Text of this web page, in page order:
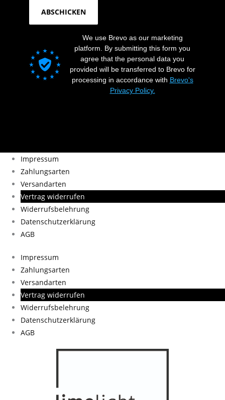
ABSCHICKEN
We use Brevo as our marketing
platform. By submitting this form you
agree that the personal data you
provided will be transferred to Brevo for
processing in accordance with Brevo's
Privacy Policy.
Impressum
Zahlungsarten
Versandarten
Vertrag widerrufen
Widerrufsbelehrung
Datenschutzerklärung
AGB
Impressum
Zahlungsarten
Versandarten
Vertrag widerrufen
Widerrufsbelehrung
Datenschutzerklärung
AGB